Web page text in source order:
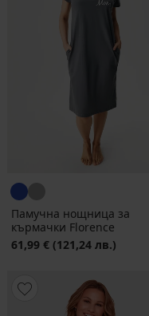
Памучна нощница за
кърмачки Florence
61,99 € (121,24 лв.)